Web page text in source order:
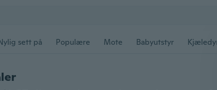
sett på Populære Mote Babyutstyr